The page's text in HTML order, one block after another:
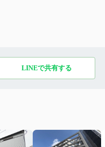
LINEで共有する